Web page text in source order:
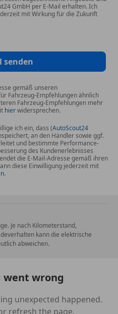
nur ein Auto – Sie
zuverlässiger Premium-
mit
Beratung durch
Eintauschmöglichkeit für
mit
– auch über
Ausrüstung
Jungwagen auf
GmbH per E-Mail erhalten. Ich
mit Wirkung für die Zukunft
senden
gemäß unseren
Fahrzeug-Empfehlungen ähnlich
Fahrzeug-Empfehlungen mehr
hierwidersprechen.
ich ein, dass (AutoScout24
an den Händler sowie ggf.
und bestimmte Performance-
des Kundenerlebnisses
die E-Mail-Adresse gemäß ihren
diese Einwilligung jederzeit mit
.
Je nach Kilometerstand,
kann die elektrische
abweichen.
went wrong
unexpected happened.
refresh the page.